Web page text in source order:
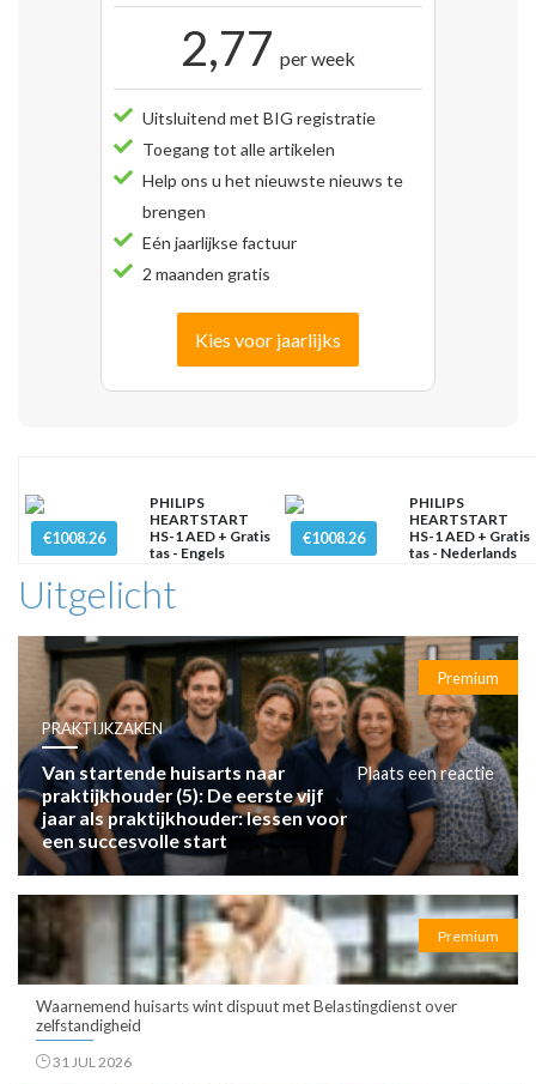
2,77 per week
Uitsluitend met BIG registratie
Toegang tot alle artikelen
Help ons u het nieuwste nieuws te
brengen
Eén jaarlijkse factuur
2 maanden gratis
Kies voor jaarlijks
€1008.26
PHILIPS
HEARTSTART
HS-1 AED + Gratis
tas - Engels
€1008.26
PHILIPS
HEARTSTART
HS-1 AED + Gratis
tas - Nederlands
Uitgelicht
Premium
PRAKTIJKZAKEN
Van startende huisarts naar
praktijkhouder (5): De eerste vijf
jaar als praktijkhouder: lessen voor
een succesvolle start
Plaats een reactie
Premium
Waarnemend huisarts wint dispuut met Belastingdienst over
zelfstandigheid
31 JUL 2026